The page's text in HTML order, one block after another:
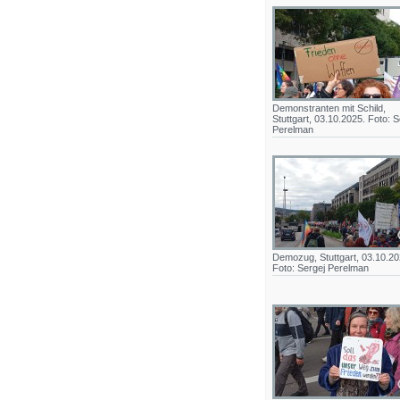
Demonstranten mit Schild,
Stuttgart, 03.10.2025. Foto:
Perelman
Demozug, Stuttgart,
Foto: Sergej Perelman